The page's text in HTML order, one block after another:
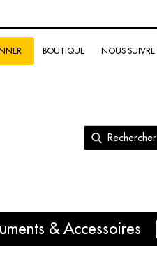
BOUTIQUE NOUS SUIVRE
Rechercher
& Accessoires